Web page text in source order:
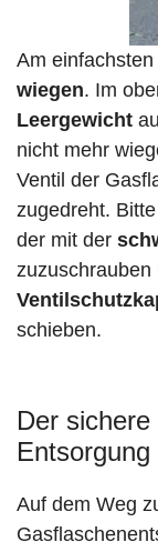
Am
wiegen. Im
Leergewicht
nicht mehr
Ventil der
zugedreht.
der mit der
schieben.
Der
Entsorgung
Auf dem Weg